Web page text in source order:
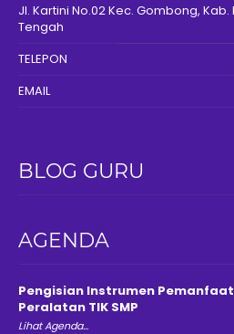
Jl. Kartini No.02 Kec. Gombong,
Tengah
TELEPON
EMAIL
BLOG GURU
AGENDA
Pengisian Instrumen
Peralatan TIK SMP
Lihat Agenda...